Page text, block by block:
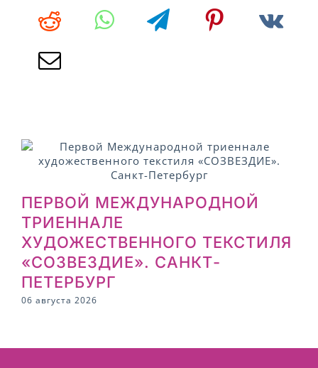
ПЕРВОЙ МЕЖДУНАРОДНОЙ
ТРИЕННАЛЕ
ХУДОЖЕСТВЕННОГО ТЕКСТИЛЯ
«СОЗВЕЗДИЕ». САНКТ-
ПЕТЕРБУРГ
06 августа 2026